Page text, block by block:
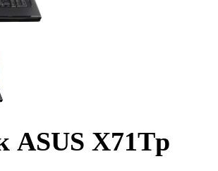
ASUS X71Tp